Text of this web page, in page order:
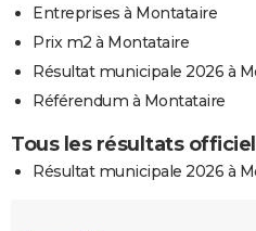
Entreprises à Montataire
Prix m2 à Montataire
Résultat municipale 2026 à
Référendum à Montataire
Tous les résultats
Résultat municipale 2026 à